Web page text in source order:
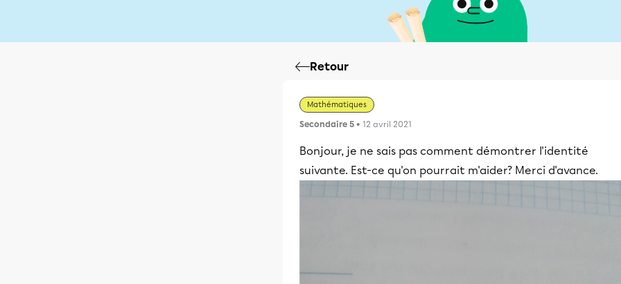
Retour
Mathématiques
Secondaire 5 • 12 avril 2021
Bonjour, je ne sais pas comment démontrer l'identité
suivante. Est-ce qu'on pourrait m'aider? Merci d'avance.